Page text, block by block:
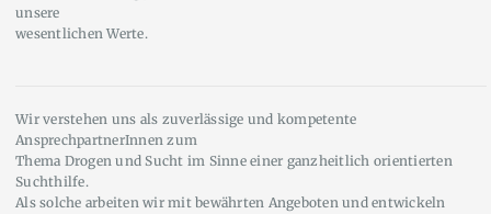
unsere
wesentlichen Werte.
Wir verstehen uns als zuverlässige und kompetente
AnsprechpartnerInnen zum
Thema Drogen und Sucht im Sinne einer ganzheitlich orientierten
Suchthilfe.
Als solche arbeiten wir mit bewährten Angeboten und entwickeln